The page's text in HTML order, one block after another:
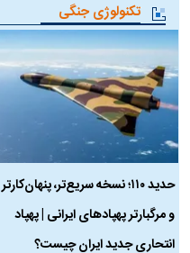
تکنولوژی جنگی
حدید ۱۱۰؛ نسخه سریع‌تر، پنهان‌کارتر
و مرگبارتر پهپادهای ایرانی | پهپاد
انتحاری جدید ایران چیست؟